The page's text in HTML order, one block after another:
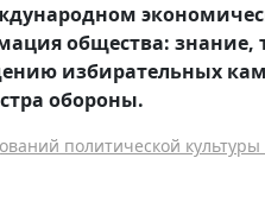
общества: знание,
избирательных
обороны.
политической культуры